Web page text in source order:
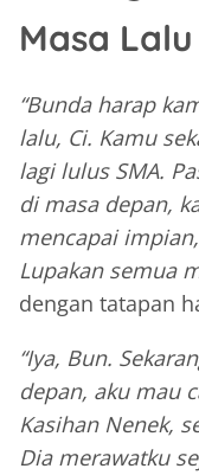
Masa Lalu
“Bunda harap
lalu, Ci. Kamu
lagi lulus SMA.
di masa depan,
mencapai
Lupakan semua
dengan tatapan
“Iya, Bun.
depan, aku mau
Kasihan Nenek,
Dia merawatku